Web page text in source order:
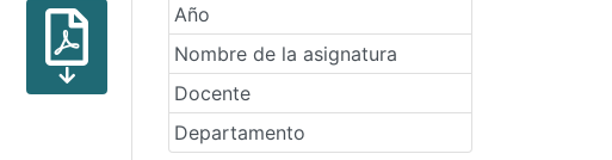
Año
Nombre de la asignatura
Docente
Departamento